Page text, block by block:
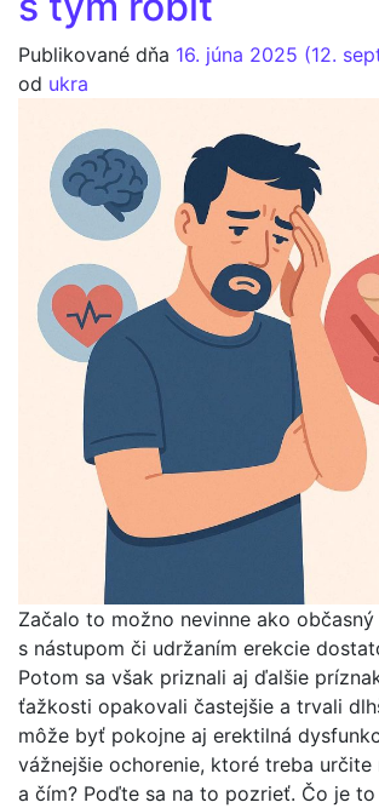
Publikované dňa 16. júna 2025 (12.
od ukra
Začalo to možno nevinne ako
s nástupom či udržaním erekcie
Potom sa však priznali aj ďalšie
ťažkosti opakovali častejšie a trvali
môže byť pokojne aj erektilná
vážnejšie ochorenie, ktoré treba určite
a čím? Poďte sa na to pozrieť. Čo je